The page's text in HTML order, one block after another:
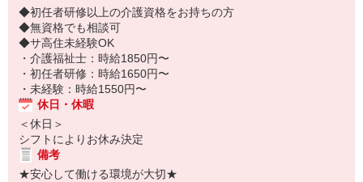
◆初任者研修以上の介護資格をお持ちの方
◆無資格でも相談可
◆サ高住未経験OK
・介護福祉士：時給1850円〜
・初任者研修：時給1650円〜
・未経験：時給1550円〜
休日・休暇
＜休日＞
シフトによりお休み決定
備考
★安心して働ける環境が大切★